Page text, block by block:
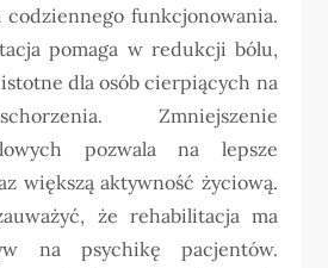
funkcjonowania.
pomaga w redukcji bólu,
dla osób cierpiących na
Zmniejszenie
pozwala na lepsze
większą aktywność życiową.
że rehabilitacja ma
na psychikę pacjentów.